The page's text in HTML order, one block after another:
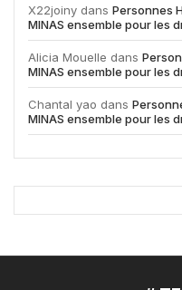
X22joiny dans Personnes
MINAS ensemble pour les
Alicia Mouelle dans
MINAS ensemble pour les
Chantal yao dans
MINAS ensemble pour les